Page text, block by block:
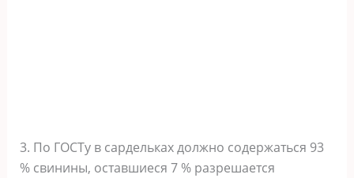
3. По ГОСТу в сардельках должно содержаться 93
% свинины, оставшиеся 7 % разрешается